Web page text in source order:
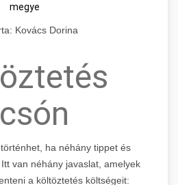
megye
Kovács Dorina
ha néhány tippet és
van néhány javaslat, amelyek
a költöztetés költségeit: